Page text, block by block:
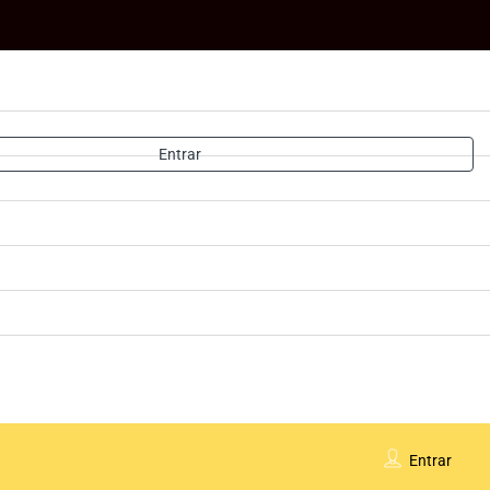
Entrar
Entrar